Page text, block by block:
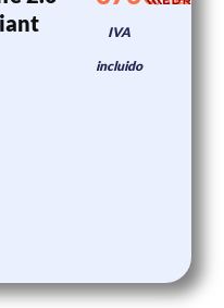
IVA
incluido